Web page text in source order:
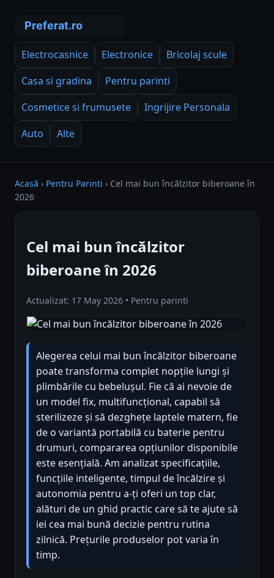
Electrocasnice Electronice
Bricolaj scule
Casa si gradina
Pentru parinti
Cosmetice si frumusete
Ingrijire Personala
Auto
Alte
Acasă › Pentru Parinti › Cel mai bun încălzitor biberoane în
2026
Cel mai bun încălzitor
biberoane în 2026
Actualizat: 17 May 2026 • Pentru parinti
Alegerea celui mai bun încălzitor biberoane
poate transforma complet nopțile lungi și
plimbările cu bebelușul. Fie că ai nevoie de
un model fix, multifuncțional, capabil să
sterilizeze și să dezghețe laptele matern, fie
de o variantă portabilă cu baterie pentru
drumuri, compararea opțiunilor disponibile
este esențială. Am analizat specificațiile,
funcțiile inteligente, timpul de încălzire și
autonomia pentru a-ți oferi un top clar,
alături de un ghid practic care să te ajute să
iei cea mai bună decizie pentru rutina
zilnică. Prețurile produselor pot varia în
timp.